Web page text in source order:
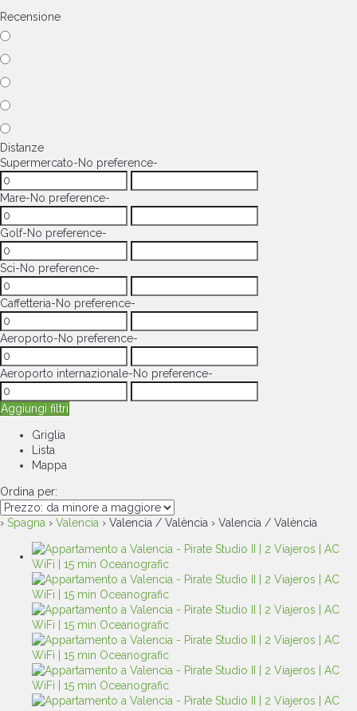
Recensione
Distanze
Supermercato-No preference-
Mare-No preference-
Golf-No preference-
Sci-No preference-
Caffetteria-No preference-
Aeroporto-No preference-
Aeroporto internazionale-No preference-
Aggiungi filtri
Griglia
Lista
Mappa
Ordina per:
› Spagna › Valencia › Valencia / València › Valencia / València